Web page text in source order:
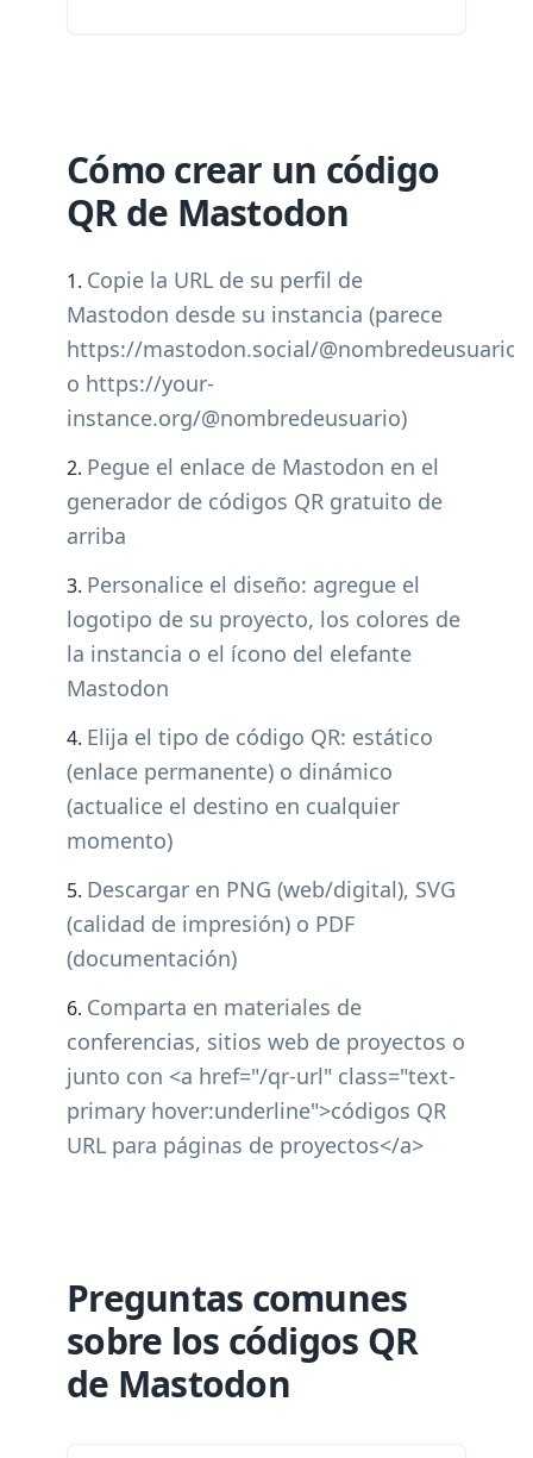
Cómo crear un código
QR de Mastodon
Copie la URL de su perfil de
Mastodon desde su instancia (parece
https://mastodon.social/@nombredeusuario
o https://your-
instance.org/@nombredeusuario)
Pegue el enlace de Mastodon en el
generador de códigos QR gratuito de
arriba
Personalice el diseño: agregue el
logotipo de su proyecto, los colores de
la instancia o el ícono del elefante
Mastodon
Elija el tipo de código QR: estático
(enlace permanente) o dinámico
(actualice el destino en cualquier
momento)
Descargar en PNG (web/digital), SVG
(calidad de impresión) o PDF
(documentación)
Comparta en materiales de
conferencias, sitios web de proyectos o
junto con <a href="/qr-url" class="text-
primary hover:underline">códigos QR
URL para páginas de proyectos</a>
Preguntas comunes
sobre los códigos QR
de Mastodon